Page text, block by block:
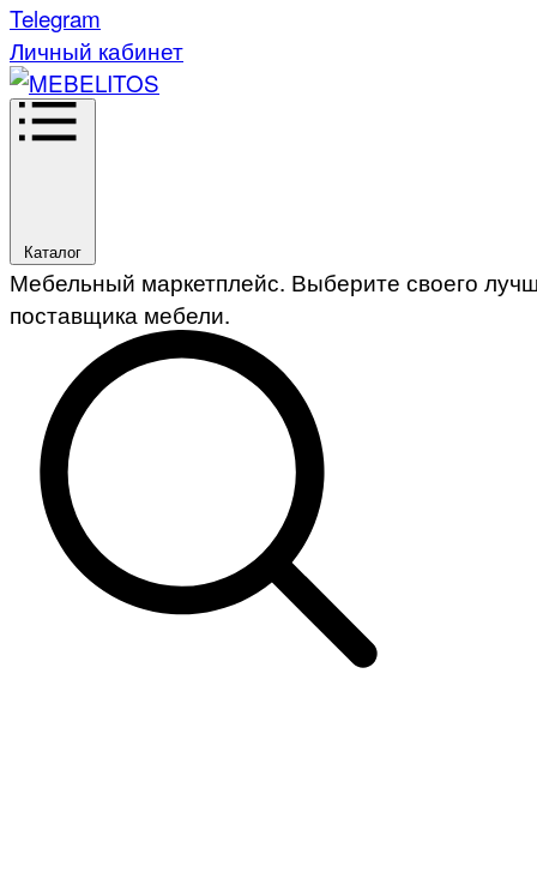
Telegram
Личный кабинет
Каталог
Мебельный маркетплейс. Выберите своего
поставщика мебели.